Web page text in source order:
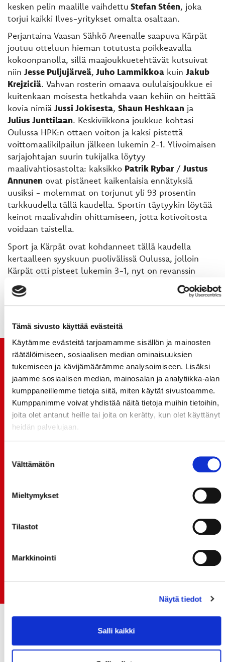
Tämä sivusto käyttää evästeitä
Käytämme evästeitä tarjoamamme sisällön ja mainosten
räätälöimiseen, sosiaalisen median ominaisuuksien
tukemiseen ja kävijämäärämme analysoimiseen. Lisäksi
jaamme sosiaalisen median, mainosalan ja analytiikka-alan
kumppaneillemme tietoja siitä, miten käytät sivustoamme.
Kumppanimme voivat yhdistää näitä tietoja muihin tietoihin,
joita olet antanut heille tai joita on kerätty, kun olet käyttänyt
heidän palvelujaan.
valinta
Välttämätön
Mieltymykset
Tilastot
Markkinointi
Näytä tiedot
Salli kaikki
kesken pelin maalille vaihdettu Stefan Stéen, joka
torjui kaikki Ilves-yritykset omalta osaltaan.
Perjantaina Vaasan Sähkö Areenalle saapuva Kärpät
joutuu otteluun hieman totutusta poikkeavalla
kokoonpanolla, sillä maajoukkuetehtävät kutsuivat
niin Jesse Puljujärveä, Juho Lammikkoa kuin Jakub
Krejziciä. Vahvan rosterin omaava oululaisjoukkue ei
kuitenkaan moisesta hetkahda vaan kehiin on heittää
kovia nimiä Jussi Jokisesta, Shaun Heshkaan ja
Julius Junttilaan. Keskiviikkona joukkue kohtasi
Oulussa HPK:n ottaen voiton ja kaksi pistettä
voittomaalikilpailun jälkeen lukemin 2-1. Ylivoimaisen
sarjajohtajan suurin tukijalka löytyy
maalivahtiosastolta: kaksikko Patrik Rybar /Justus
Annunen ovat pistäneet kaikenlaisia ennätyksiä
uusiksi - molemmat on torjunut yli 93 prosentin
tarkkuudella tällä kaudella. Sportin täytyykin löytää
keinot maalivahdin ohittamiseen, jotta kotivoitosta
voidaan taistella.
Sport ja Kärpät ovat kohdanneet tällä kaudella
kertaalleen syyskuun puolivälissä Oulussa, jolloin
Kärpät otti pisteet lukemin 3-1, nyt on revanssin
TUOREIMMAT UUTISET
20.07.
JOKERIT-OTTELUN LIPUT MYYNTIIN HUOMENNA TI
21.7. 12:00 - ENNAKKOKYSYNTÄ POIKKEUKSELLISTA
TO 13.8. - LIPUT NYT MYYNNISSÄ
pääyhteistyökumppanina Superkaudella – jatkoa